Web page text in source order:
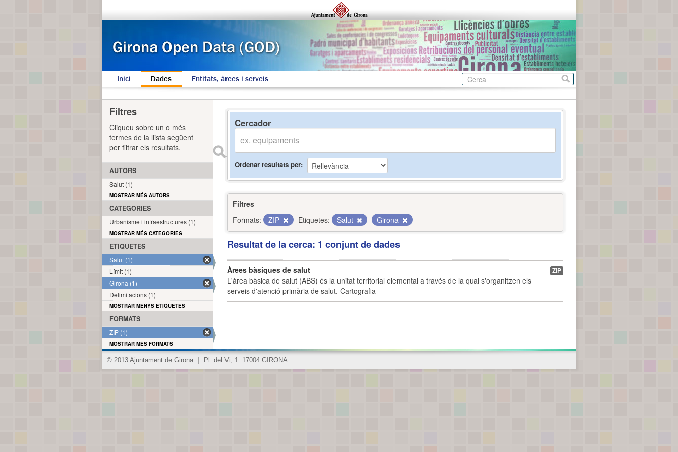
Inici Dades Entitats, àrees i serveis
Cercador
Ordenar resultats per
Filtres
Formats:
ZIP Etiquetes: Salut Girona
Resultat de la cerca: 1 conjunt de dades
Àrees bàsiques de salut
L'àrea bàsica de salut (ABS) és la unitat territorial elemental a través de la qual s'organitzen els
serveis d'atenció primària de salut. Cartografia
ZIP
Filtres
Cliqueu sobre un o més
termes de la llista següent
per filtrar els resultats.
AUTORS
Salut (1)
MOSTRAR MÉS AUTORS
CATEGORIES
Urbanisme i infraestructures (1)
MOSTRAR MÉS CATEGORIES
ETIQUETES
Salut (1)
Límit (1)
Girona (1)
Delimitacions (1)
MOSTRAR MENYS ETIQUETES
FORMATS
ZIP (1)
MOSTRAR MÉS FORMATS
© 2013 Ajuntament de Girona Pl. del Vi, 1. 17004 GIRONA